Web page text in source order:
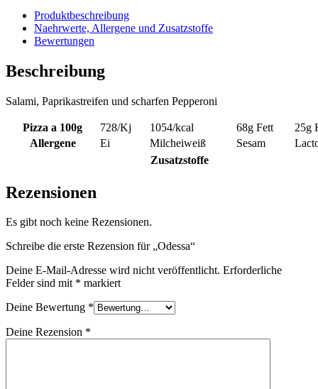
Produktbeschreibung
Naehrwerte, Allergene und Zusatzstoffe
Bewertungen
Beschreibung
Salami, Paprikastreifen und scharfen Pepperoni
Pizza a 100g 728/Kj 1054/kcal 68g Fett 25g
Allergene
Ei Milcheiweiß Sesam
Zusatzstoffe
Rezensionen
Es gibt noch keine Rezensionen.
Schreibe die erste Rezension für „Odessa“
Deine E-Mail-Adresse wird nicht veröffentlicht. Erforderliche
Felder sind mit * markiert
Deine Bewertung *
Deine Rezension *